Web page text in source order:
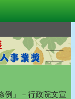
例」－行政院文宣